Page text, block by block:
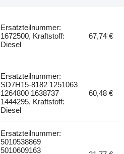
Ersatzteilnummer:
1672500, Kraftstoff:
Diesel
67,74 €
Ersatzteilnummer:
SD7H15-8182 1251063
1264800 1638737
1444295, Kraftstoff:
Diesel
60,48 €
Ersatzteilnummer:
5010538869
5010609163